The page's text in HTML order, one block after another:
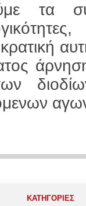
τα
ΚΑΤΗΓΟΡΊΕΣ